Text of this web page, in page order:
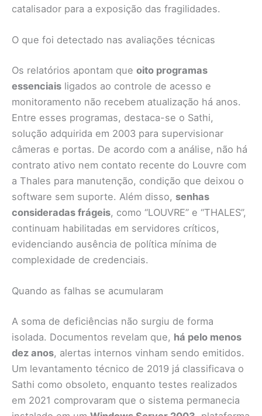
catalisador para a exposição das fragilidades.
O que foi detectado nas avaliações técnicas
Os relatórios apontam que oito programas
essenciais ligados ao controle de acesso e
monitoramento não recebem atualização há anos.
Entre esses programas, destaca-se o Sathi,
solução adquirida em 2003 para supervisionar
câmeras e portas. De acordo com a análise, não há
contrato ativo nem contato recente do Louvre com
a Thales para manutenção, condição que deixou o
software sem suporte. Além disso, senhas
consideradas frágeis, como “LOUVRE” e “THALES”,
continuam habilitadas em servidores críticos,
evidenciando ausência de política mínima de
complexidade de credenciais.
Quando as falhas se acumularam
A soma de deficiências não surgiu de forma
isolada. Documentos revelam que, há pelo menos
dez anos, alertas internos vinham sendo emitidos.
Um levantamento técnico de 2019 já classificava o
Sathi como obsoleto, enquanto testes realizados
em 2021 comprovaram que o sistema permanecia